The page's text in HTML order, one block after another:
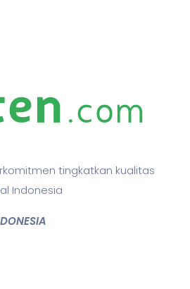
tingkatkan kualitas
Indonesia